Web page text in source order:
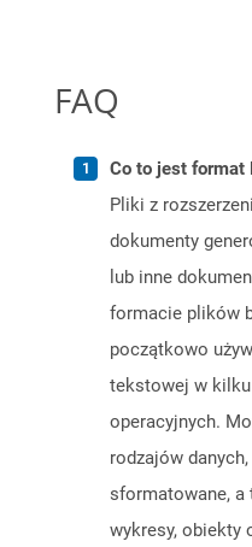
FAQ
Co to jest format
Pliki z
dokumenty
lub inne
formacie plików
początkowo
tekstowej w
operacyjnych.
rodzajów
sformatowane, a
wykresy, obiekty